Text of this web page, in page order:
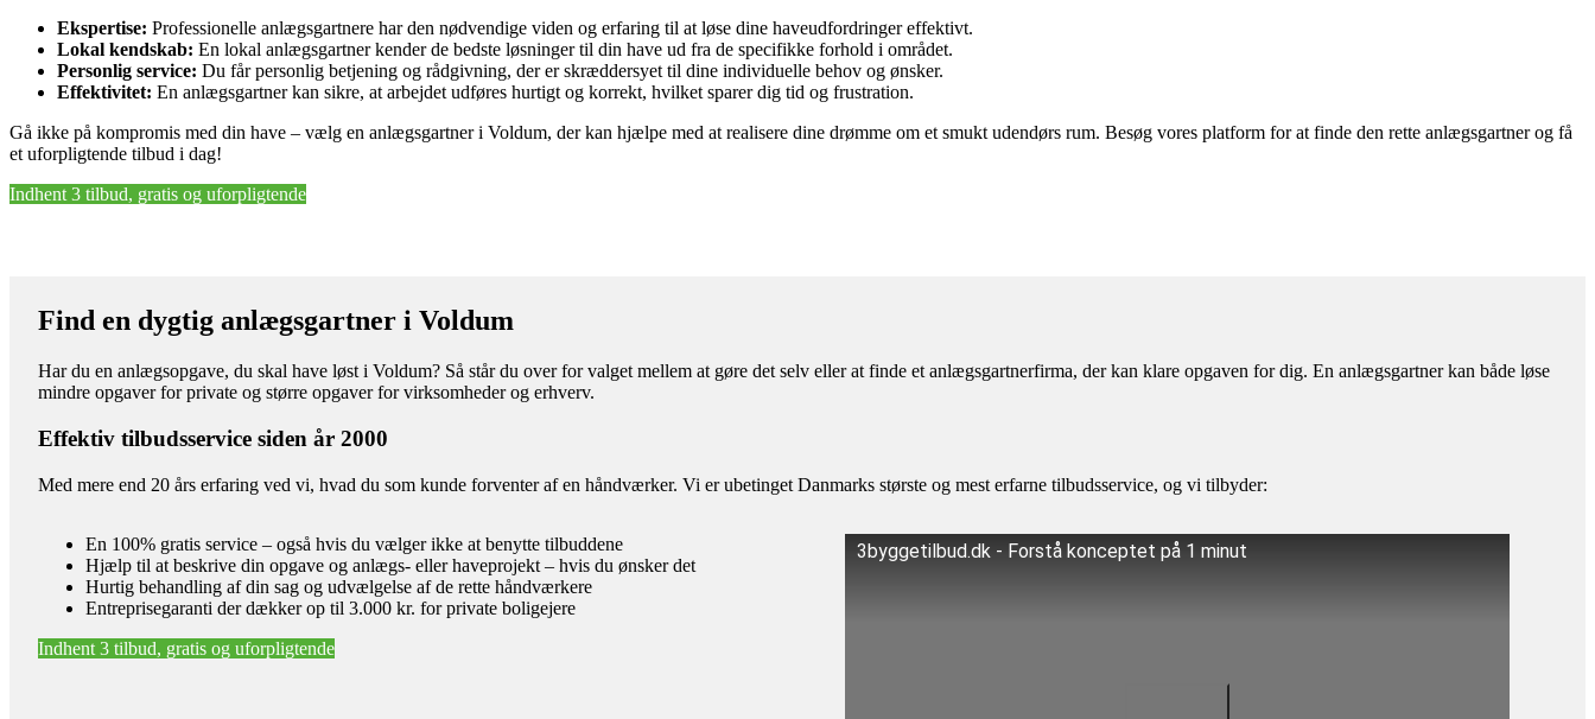
Ekspertise: Professionelle anlægsgartnere har den nødvendige viden og erfaring til at løse dine haveudfordringer effektivt.
Lokal kendskab: En lokal anlægsgartner kender de bedste løsninger til din have ud fra de specifikke forhold i området.
Personlig service: Du får personlig betjening og rådgivning, der er skræddersyet til dine individuelle behov og ønsker.
Effektivitet: En anlægsgartner kan sikre, at arbejdet udføres hurtigt og korrekt, hvilket sparer dig tid og frustration.
Gå ikke på kompromis med din have – vælg en anlægsgartner i Voldum, der kan hjælpe med at realisere dine drømme om et smukt udendørs rum. Besøg vores platform for at finde den rette anlægsgartner og få
et uforpligtende tilbud i dag!
Indhent 3 tilbud, gratis og uforpligtende
Find en dygtig anlægsgartner i Voldum
Har du en anlægsopgave, du skal have løst i Voldum? Så står du over for valget mellem at gøre det selv eller at finde et anlægsgartnerfirma, der kan klare opgaven for dig. En anlægsgartner kan både løse
mindre opgaver for private og større opgaver for virksomheder og erhverv.
Effektiv tilbudsservice siden år 2000
Med mere end 20 års erfaring ved vi, hvad du som kunde forventer af en håndværker. Vi er ubetinget Danmarks største og mest erfarne tilbudsservice, og vi tilbyder:
En 100% gratis service – også hvis du vælger ikke at benytte tilbuddene
Hjælp til at beskrive din opgave og anlægs- eller haveprojekt – hvis du ønsker det
Hurtig behandling af din sag og udvælgelse af de rette håndværkere
Entreprisegaranti der dækker op til 3.000 kr. for private boligejere
Indhent 3 tilbud, gratis og uforpligtende
3byggetilbud.dk - Forstå konceptet på 1 minut